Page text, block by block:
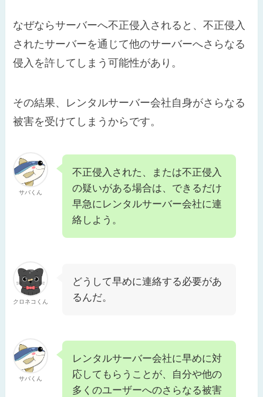
なぜならサーバーへ不正侵入されると、不正侵入
されたサーバーを通じて他のサーバーへさらなる
侵入を許してしまう可能性があり。
その結果、レンタルサーバー会社自身がさらなる
被害を受けてしまうからです。
サバくん
不正侵入された、または不正侵入
の疑いがある場合は、できるだけ
早急にレンタルサーバー会社に連
絡しよう。
クロネコくん
どうして早めに連絡する必要があ
るんだ。
サバくん
レンタルサーバー会社に早めに対
応してもらうことが、自分や他の
多くのユーザーへのさらなる被害